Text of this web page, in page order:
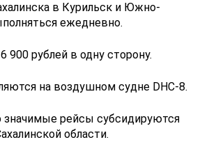
в Курильск и Южно-
ежедневно.
900 рублей в одну сторону.
на воздушном судне DHC-8.
рейсы субсидируются
области.